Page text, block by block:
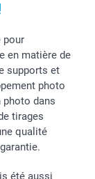
pour
en matière de
supports et
photo
dans
tirages
qualité